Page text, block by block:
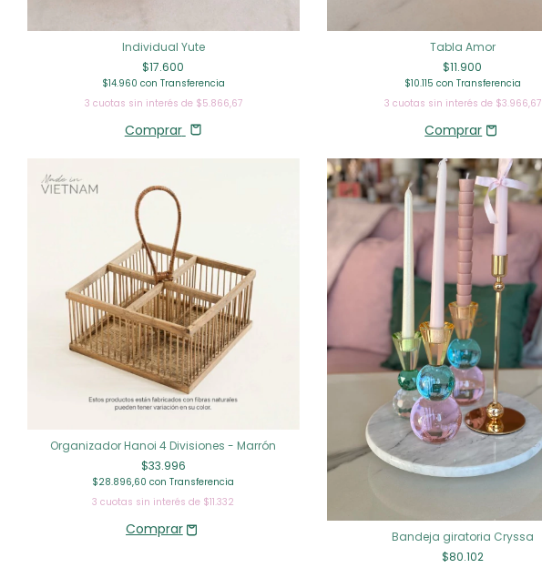
Individual Yute
$17.600
$14.960 con Transferencia
3 cuotas sin interés de $5.866,67
Comprar
Tabla Amor
$11.900
$10.115 con Transferencia
3 cuotas sin interés de $3.966,67
Organizador Hanoi 4 Divisiones - Marrón
$33.996
$28.896,60con Transferencia
3 cuotas sin interés de $11.332
Bandeja giratoria Cryssa
$80.102